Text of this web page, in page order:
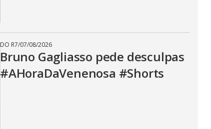
DO R7/07/08/2026
Bruno Gagliasso pede desculpas
#AHoraDaVenenosa #Shorts